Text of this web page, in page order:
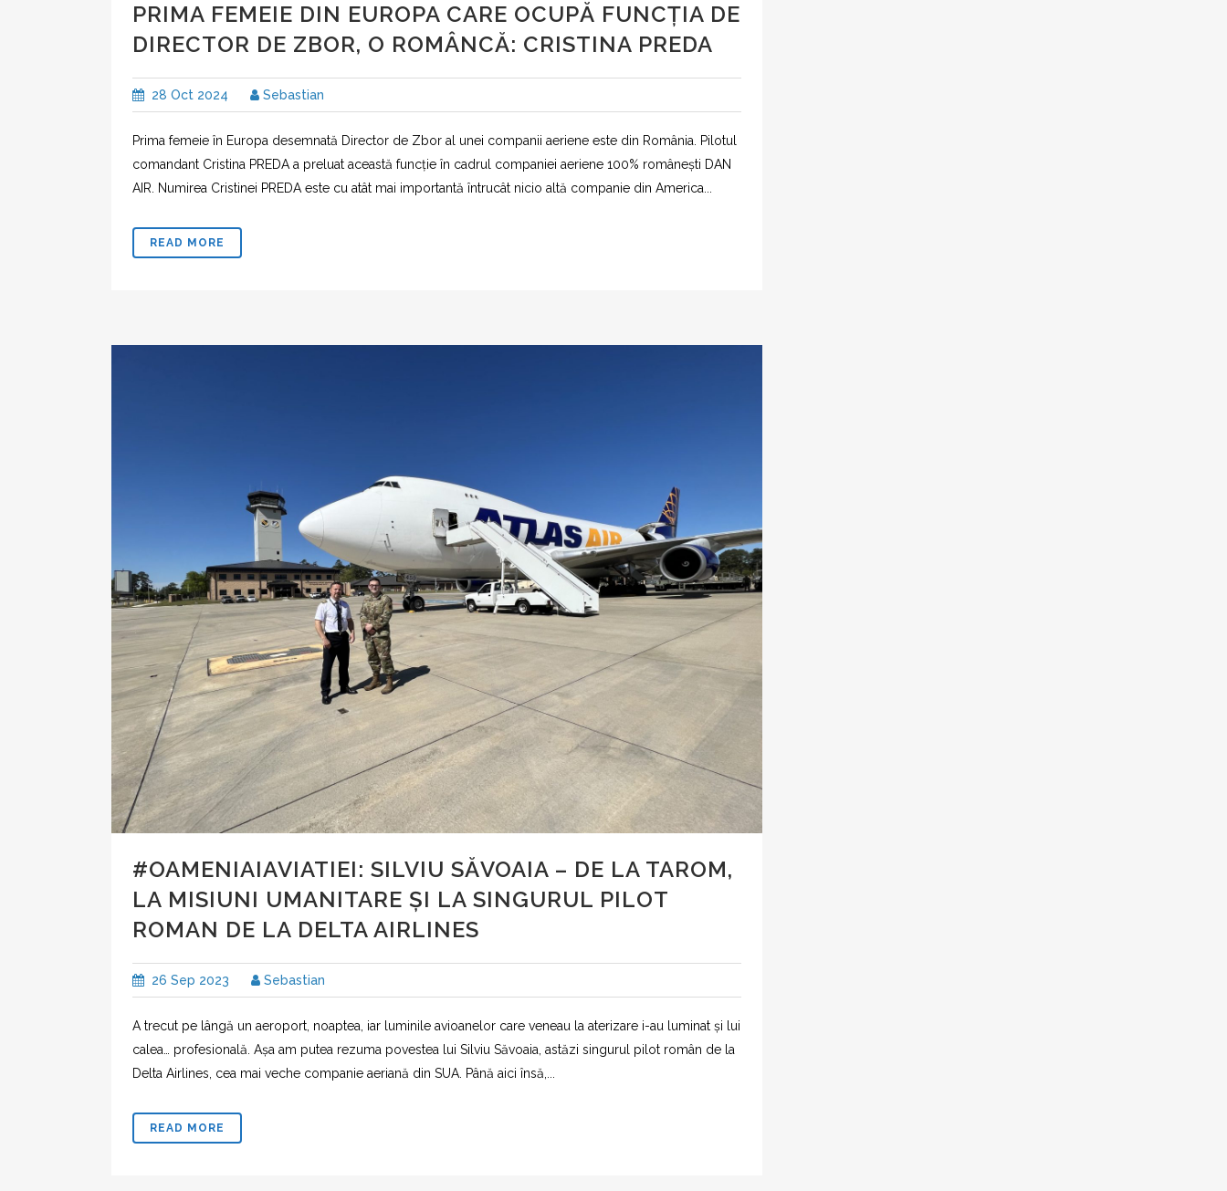
PRIMA FEMEIE DIN EUROPA CARE OCUPĂ FUNCȚIA DE
DIRECTOR DE ZBOR, O ROMÂNCĂ: CRISTINA PREDA
28 Oct 2024 Sebastian
Prima femeie în Europa desemnată Director de Zbor al unei companii aeriene este din România. Pilotul
comandant Cristina PREDA a preluat această funcție în cadrul companiei aeriene 100% românești DAN
AIR. Numirea Cristinei PREDA este cu atât mai importantă întrucât nicio altă companie din America...
READ MORE
#OAMENIAIAVIATIEI: SILVIU SĂVOAIA – DE LA TAROM,
LA MISIUNI UMANITARE ȘI LA SINGURUL PILOT
ROMAN DE LA DELTA AIRLINES
26 Sep 2023 Sebastian
A trecut pe lângă un aeroport, noaptea, iar luminile avioanelor care veneau la aterizare i-au luminat și lui
calea… profesională. Așa am putea rezuma povestea lui Silviu Săvoaia, astăzi singurul pilot român de la
Delta Airlines, cea mai veche companie aeriană din SUA. Până aici însă,...
READ MORE